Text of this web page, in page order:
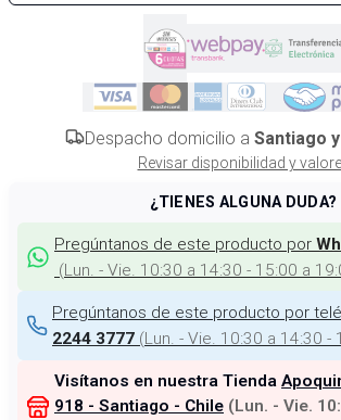
Despacho domicilio a Santiago
Revisar disponibilidad y
¿TIENES ALGUNA DUDA?
Pregúntanos de este producto por
(Lun. - Vie. 10:30 a 14:30 - 15:00 a
Pregúntanos de este producto por
2244 3777 (Lun. - Vie. 10:30 a 14:30 -
Visítanos en nuestra Tienda
918 - Santiago - Chile (Lun. - Vie.